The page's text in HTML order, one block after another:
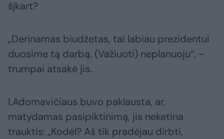
šįkart?
„Derinamas biudžetas, tai labiau prezidentui
duosime tą darbą. (Važiuoti) neplanuoju“, –
trumpai atsakė jis.
I.Adomavičiaus buvo paklausta, ar,
matydamas pasipiktinimą, jis neketina
trauktis: „Kodėl? Aš tik pradėjau dirbti,